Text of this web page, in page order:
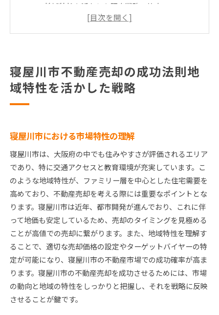
地域特性を活かした販売戦略の策定
競合物件との差別化ポイント
ターゲットバイヤーの特定とアプローチ
地域コミュニティの理解と交流
寝屋川市不動産市場分析高値売却のための重要ポイ
ント
類似物件の販売状況調査
高値売却を実現するための価格戦略
売却時期の見極めとタイミング
地域内の経済動向とその影響
アパート売却の準備寝屋川市で効果的なステップと
は
売却前に必要な物件のメンテナンス
効果的な内装・外装の改善提案
売却のための書類準備と手続き
オンラインとオフラインでのマーケティング
プロの不動産エージェントの選び方
住宅展示会やオープンハウスの活用
寝屋川市不動産売却の成功法則地
域特性を活かした戦略
寝屋川市における市場特性の理解
寝屋川市は、大阪府の中でも住みやすさが評価されるエリア
であり、特に交通アクセスと教育環境が充実しています。こ
のような地域特性が、ファミリー層を中心とした住宅需要を
高めており、不動産売却を考える際には重要なポイントとな
ります。寝屋川市は近年、都市開発が進んでおり、これに伴
って地価も安定しているため、売却のタイミングを見極める
ことが高値での売却に繋がります。また、地域特性を理解す
ることで、適切な売却価格の設定やターゲットバイヤーの特
定が可能になり、寝屋川市の不動産市場での成功確率が高ま
ります。寝屋川市の不動産売却を成功させるためには、市場
の動向と地域の特性をしっかりと把握し、それを戦略に反映
させることが鍵です。